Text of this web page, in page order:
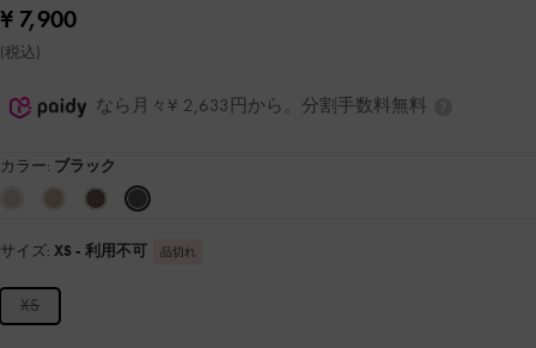
¥ 7,900
(税込)
なら月々¥ 2,633円から。分割手数料無料
カラー: ブラック
サイズ: XS - 利用不可 品切れ
XS